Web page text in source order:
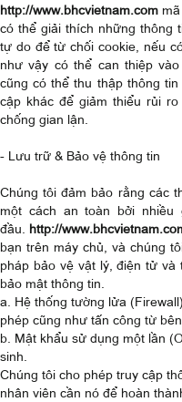
http://www.bhcvietnam.com
có thể giải thích những thông
tự do để từ chối cookie, nếu
như vậy có thể can thiệp
cũng có thể thu thập thông
cập khác để giảm thiểu rủi
chống gian lận.
- Lưu trữ & Bảo vệ thông tin
Chúng tôi đảm bảo rằng các
một cách an toàn bởi nhiều
đầu. http://
bạn trên máy chủ, và chúng
pháp bảo vệ vật lý, điện tử
bảo mật thông tin.
a. Hệ thống tường lửa
phép cũng như tấn công từ
b. Mật khẩu sử dụng một lần
sinh.
Chúng tôi cho phép truy cập
nhân viên cần nó để hoàn